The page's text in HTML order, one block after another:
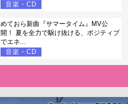
音楽・CD
めておら新曲『サマータイム』MV公
開！ 夏を全力で駆け抜ける、ポジティブ
でエネ...
音楽・CD